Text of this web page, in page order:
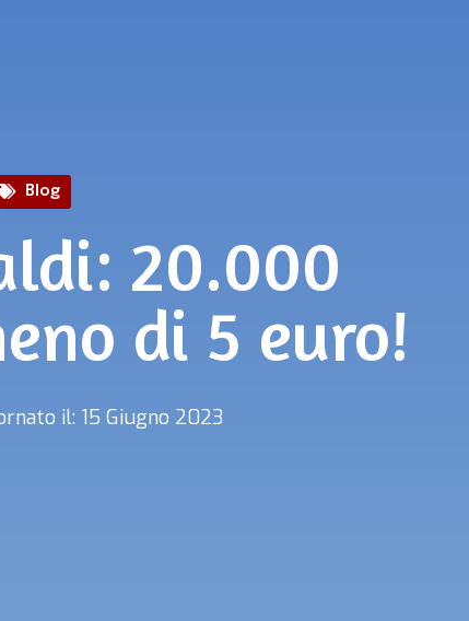
Blog
20.000
di 5 euro!
il: 15 Giugno 2023